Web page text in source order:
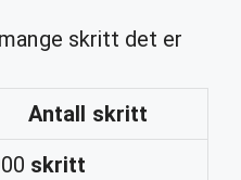
skritt det er
Antall skritt
skritt